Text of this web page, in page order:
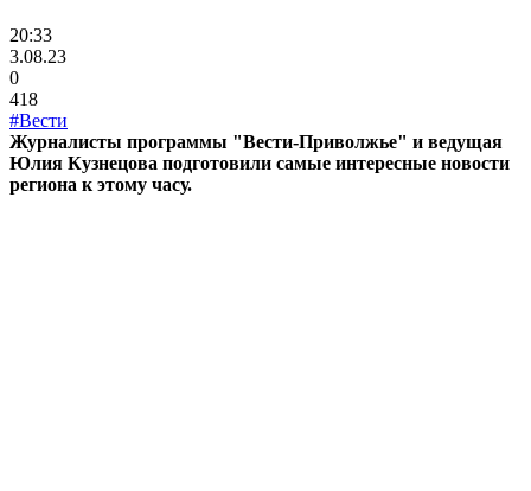
20:33
3.08.23
0
418
#Вести
Журналисты программы "Вести-Приволжье" и ведущая
Юлия Кузнецова подготовили самые интересные новости
региона к этому часу.